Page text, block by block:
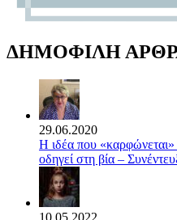
ΔΗΜΟΦΙΛΗ
29.06.2020
Η ιδέα που «καρφώνεται»
οδηγεί στη βία –
10.05.2022